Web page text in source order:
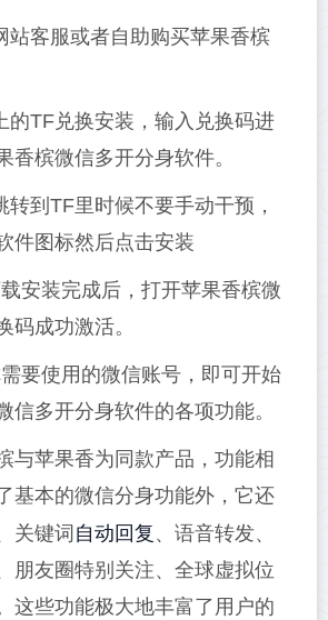
站客服或者自助购买苹果香槟
的TF兑换安装，输入兑换码进
香槟微信多开分身软件。
转到TF里时候不要手动干预，
件图标然后点击安装
安装完成后，打开苹果香槟微
码成功激活。
要使用的微信账号，即可开始
信多开分身软件的各项功能。
与苹果香为同款产品，功能相
基本的微信分身功能外，它还
关键词 自动回复 、语音转发、
朋友圈特别关注、全球虚拟位
这些功能极大地丰富了用户的